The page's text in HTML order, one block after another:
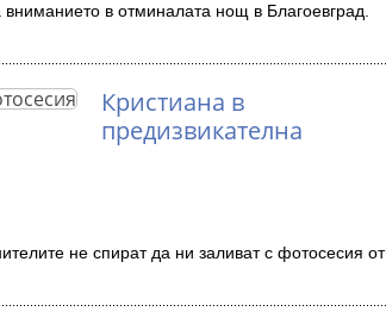
в отминалата нощ в Благоевград.
Кристиана в
предизвикателна
не спират да ни заливат с фотосесия от